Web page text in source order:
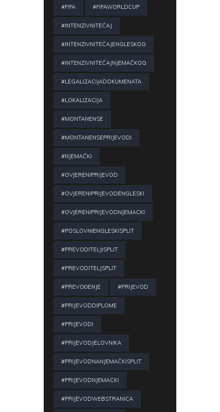
#FIFA #FIFAWORLDCUP
#INTENZIVNITEČAJ
#INTENZIVNITEČAJENGLESKOG
#INTENZIVNITEČAJNJEMAČKOG
#LEGALIZACIJADOKUMENATA
#LOKALIZACIJA
#MONTANENSE
#MONTANENSEPRIJEVODI
#NJEMAČKI
#OVJERENIPRIJEVOD
#OVJERENIPRIJEVODENGLESKI
#OVJERENIPRIJEVODNJEMACKI
#POSLOVNIENGLESKISPLIT
#PREVODITELJISPLIT
#PREVODITELJSPLIT
#PREVOĐENJE #PRIJEVOD
#PRIJEVODDIPLOME
#PRIJEVODI
#PRIJEVODJELOVNIKA
#PRIJEVODNANJEMAČKISPLIT
#PRIJEVODNJEMACKI
#PRIJEVODWEBSTRANICA